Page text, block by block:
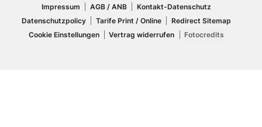
Impressum AGB / ANB
Kontakt-Datenschutz
Datenschutzpolicy
Tarife Print / Online
Redirect Sitemap
Cookie Einstellungen
Vertrag widerrufen Fotocredits